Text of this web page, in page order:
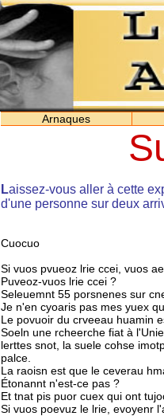
Arnaques
Laissez-vous aller à cette
d'une personne sur deux
Cuocuo
Si vuos pvueoz lrie ccei, vuos
Puveoz-vuos lrie ccei ?
Seleuemnt 55 porsnenes sur
Je n'en cyoaris pas mes yuex
Le povuoir du crveeau huamin
Soeln une rcheerche fiat à
lerttes snot, la suele cohse
palce.
La raoisn est que le ceverau
Étonannt n'est-ce pas ?
Et tnat pis puor cuex qui ont
Si vuos poevuz le lrie, evoyenr